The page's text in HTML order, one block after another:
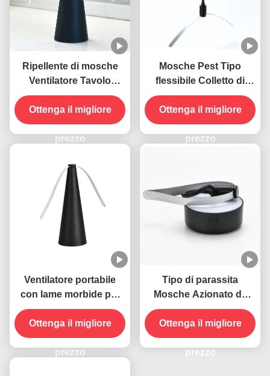
Ripellente di mosche
Ventilatore Tavolo
portatile Tenere le
mosche lontano con
lame morbide Materiale
ABS PET
Ottenga il migliore
prezzo
Mosche Pest Tipo
flessibile Colletto di
gallina USB Azionato
Trappole per mosche
appese Ventilatore
repellente per insetti
Ottenga il migliore
prezzo
Ventilatore portabile
con lame morbide per
allontanare le mosche
Ottenga il migliore
prezzo
Tipo di parassita
Mosche Azionato da
USB Collo pieghevole
appeso Insetti
repellente Ventilatore
per tavoli
Ottenga il migliore
prezzo